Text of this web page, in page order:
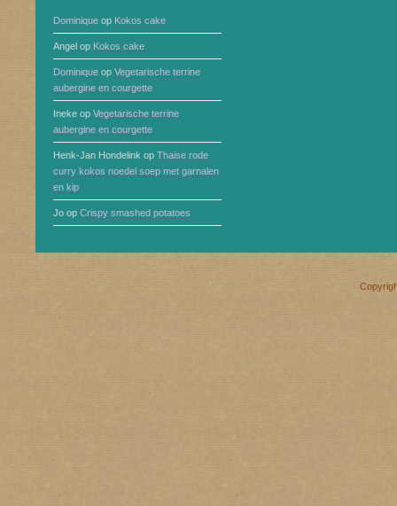
Dominique op Kokos cake
Angel op Kokos cake
Dominique op Vegetarische terrine
aubergine en courgette
Ineke op Vegetarische terrine
aubergine en courgette
Henk-Jan Hondelink op Thaise rode
curry kokos noedel soep met garnalen
en kip
Jo op Crispy smashed potatoes